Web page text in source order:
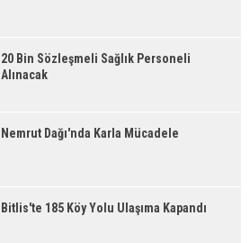
20 Bin Sözleşmeli Sağlık Personeli
Alınacak
Nemrut Dağı'nda Karla Mücadele
Bitlis'te 185 Köy Yolu Ulaşıma Kapandı